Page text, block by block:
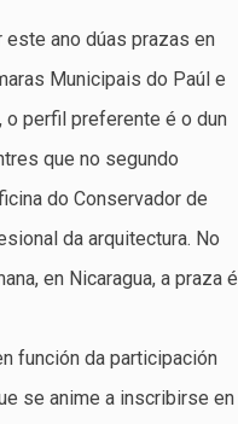
ano dúas prazas en
Municipais do Paúl e
o perfil preferente é o dun
que no segundo
do Conservador de
da arquitectura. No
en Nicaragua, a praza é
función da participación
se anime a inscribirse en